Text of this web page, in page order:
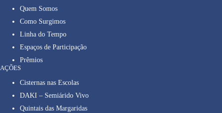
Quem Somos
Como Surgimos
Linha do Tempo
Espaços de Participação
Prêmios
AÇÕES
Cisternas nas Escolas
DAKI – Semiárido Vivo
Quintais das Margaridas